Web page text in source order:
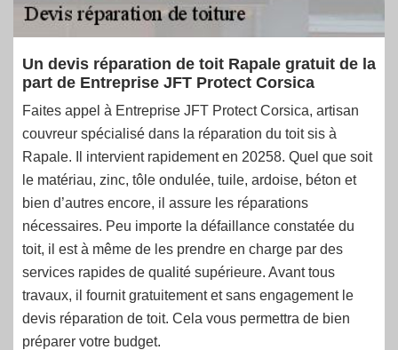
Un devis réparation de toit Rapale gratuit de la
part de Entreprise JFT Protect Corsica
Faites appel à Entreprise JFT Protect Corsica, artisan
couvreur spécialisé dans la réparation du toit sis à
Rapale. Il intervient rapidement en 20258. Quel que soit
le matériau, zinc, tôle ondulée, tuile, ardoise, béton et
bien d’autres encore, il assure les réparations
nécessaires. Peu importe la défaillance constatée du
toit, il est à même de les prendre en charge par des
services rapides de qualité supérieure. Avant tous
travaux, il fournit gratuitement et sans engagement le
devis réparation de toit. Cela vous permettra de bien
préparer votre budget.